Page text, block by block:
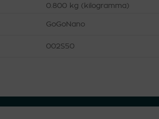
0.800 kg (kilogramma)
GoGoNano
002S50